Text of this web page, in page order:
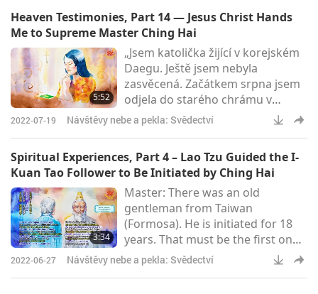
uslyšela jsem uvnitř hlasitý
(vnitřní Nebeský) Zvuk. Byl to
velký koncert, na kterém hrálo
mnoho nástrojů. Zároveň se
v mém oku moudrosti objevil
jasný bod a také ja
Heaven Testimonies, Part 14 — Jesus Christ Hands
Me to Supreme Master Ching Hai
5:52
„Jsem katolička žijící v korejském
Daegu. Ještě jsem nebyla
zasvěcená. Začátkem srpna jsem
odjela do starého chrámu v
horách na měsíční pobyt v
ústraní. V horách jsem obdržela
přečetla, modlila jsem se k Bohu:
‚Pane, pokud tato kniha obsahuje
Pravdu, prosím, dovol mi ji
přijmout.‘ Také jsem se k Vám
modlila: ‚Toto je Vaše kniha.
Pokud obsahuje Pravdu, kterou
jsem t
2022-07-19 Návštěvy nebe a pekla: Svědectví
Spiritual Experiences, Part 4 – Lao Tzu Guided the I-
Kuan Tao Follower to Be Initiated by Ching Hai
3:34
Master: There was an old
gentleman from Taiwan
(Formosa). He is initiated for 18
years. That must be the first one.
Oh, it’s you, right? Actually, he is a
very important guy in another
2022-06-27 Návštěvy nebe a pekla: Svědectví